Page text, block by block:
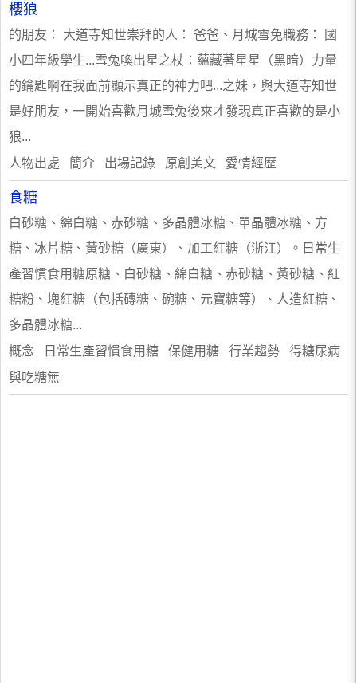
櫻狼
的朋友： 大道寺知世崇拜的人： 爸爸、月城雪兔職務： 國
小四年級學生...雪兔喚出星之杖：蘊藏著星星（黑暗）力量
的鑰匙啊在我面前顯示真正的神力吧...之妹，與大道寺知世
是好朋友，一開始喜歡月城雪兔後來才發現真正喜歡的是小
狼...
人物出處 簡介 出場記錄 原創美文 愛情經歷
食糖
白砂糖、綿白糖、赤砂糖、多晶體冰糖、單晶體冰糖、方
糖、冰片糖、黃砂糖（廣東）、加工紅糖（浙江）。日常生
產習慣食用糖原糖、白砂糖、綿白糖、赤砂糖、黃砂糖、紅
糖粉、塊紅糖（包括磚糖、碗糖、元寶糖等）、人造紅糖、
多晶體冰糖...
概念 日常生產習慣食用糖 保健用糖 行業趨勢 得糖尿病
與吃糖無